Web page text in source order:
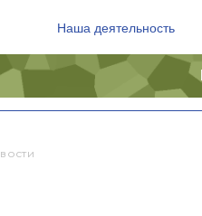
Наша деятельность